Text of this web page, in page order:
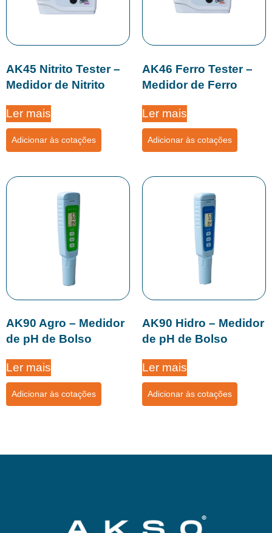
AK45 Nitrito Tester –
Medidor de Nitrito
Ler mais
Adicionar às cotações
AK46 Ferro Tester –
Medidor de Ferro
Ler mais
Adicionar às cotações
AK90 Agro – Medidor
de pH de Bolso
Ler mais
Adicionar às cotações
AK90 Hidro – Medidor
de pH de Bolso
Ler mais
Adicionar às cotações